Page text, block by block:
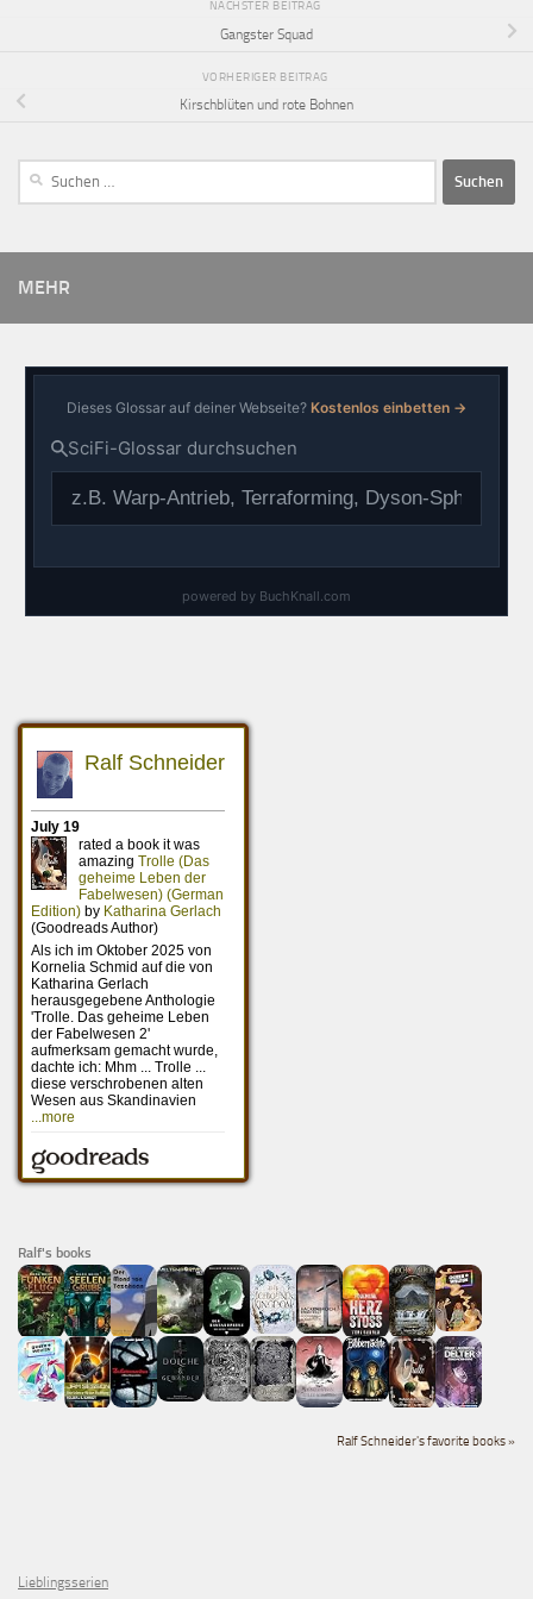
NÄCHSTER BEITRAG
Gangster Squad
VORHERIGER BEITRAG
Kirschblüten und rote Bohnen
MEHR
Ralf's books
Ralf Schneider's favorite books »
Lieblingsserien